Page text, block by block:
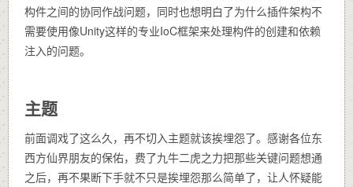
构件之间的协同作战问题，同时也想明白了为什么插件架构不
需要使用像Unity这样的专业IoC框架来处理构件的创建和依赖
注入的问题。
主题
前面调戏了这么久，再不切入主题就该挨埋怨了。感谢各位东
西方仙界朋友的保佑，费了九牛二虎之力把那些关键问题想通
之后，再不果断下手就不只是挨埋怨那么简单了，让人怀疑能